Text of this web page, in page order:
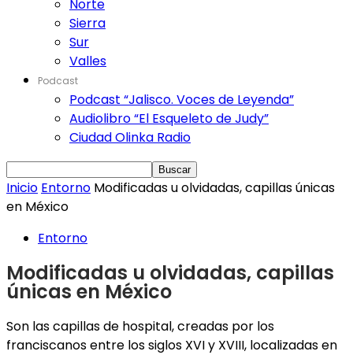
Norte
Sierra
Sur
Valles
Podcast
Podcast “Jalisco. Voces de Leyenda”
Audiolibro “El Esqueleto de Judy”
Ciudad Olinka Radio
Inicio Entorno Modificadas u olvidadas, capillas únicas
en México
Entorno
Modificadas u olvidadas, capillas
únicas en México
Son las capillas de hospital, creadas por los
franciscanos entre los siglos XVI y XVIII, localizadas en